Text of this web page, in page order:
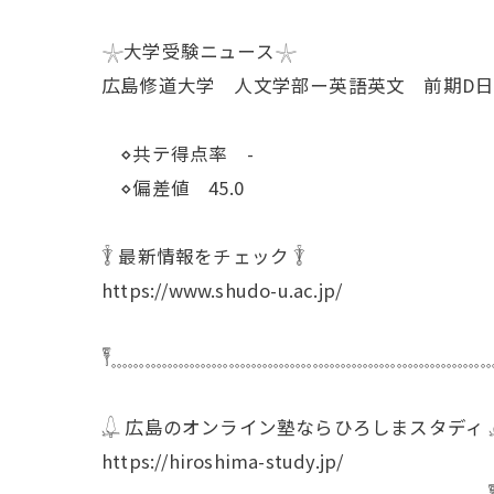
𓇼大学受験ニュース𓇼
広島修道大学 人文学部ー英語英文 前期D
⋄共テ得点率 -
⋄偏差値 45.0
𓇊 最新情報をチェック 𓇊
https://www.shudo-u.ac.jp/
𓆮 広島のオンライン塾ならひろしまスタデ
https://hiroshima-study.jp/